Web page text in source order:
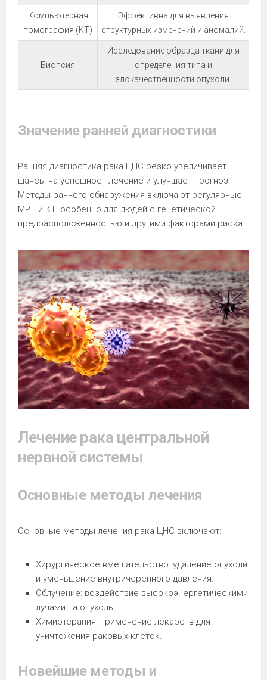
Компьютерная
томография (КТ)
Эффективна для выявления
структурных изменений и аномалий.
Биопсия
Исследование образца ткани для
определения типа и
злокачественности опухоли.
Значение ранней диагностики
Ранняя диагностика рака ЦНС резко увеличивает
шансы на успешноет лечение и улучшает прогноз.
Методы раннего обнаружения включают регулярные
МРТ и КТ, особенно для людей с генетической
предрасположенностью и другими факторами риска.
Лечение рака центральной
нервной системы
Основные методы лечения
Основные методы лечения рака ЦНС включают:
Хирургическое вмешательство: удаление опухоли
и уменьшение внутричерепного давления.
Облучение: воздействие высокоэнергетическими
лучами на опухоль.
Химиотерапия: применение лекарств для
уничтожения раковых клеток.
Новейшие методы и